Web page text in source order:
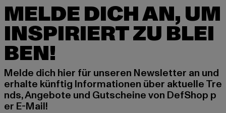
MELDE DICH AN, UM
INSPIRIERT ZU BLEI
BEN!
Melde dich hier für unseren Newsletter an und
erhalte künftig Informationen über aktuelle Tre
nds, Angebote und Gutscheine von DefShop p
er E-Mail!